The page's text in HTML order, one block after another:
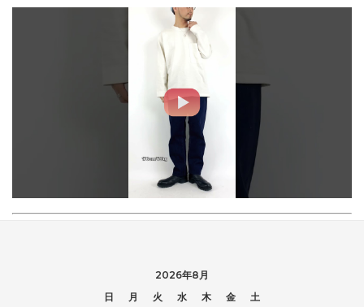
2026年8月
日
月 火 水 木 金
土